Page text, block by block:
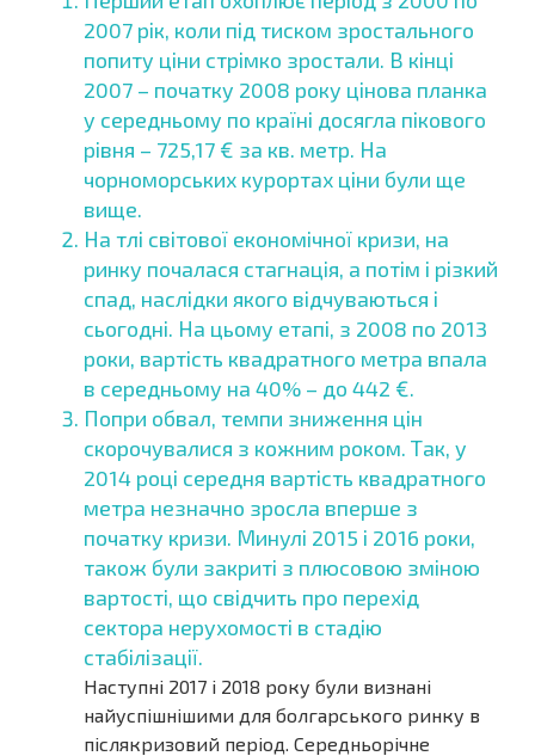
2007 рік, коли під тиском зростального
попиту ціни стрімко зростали. В кінці
2007 – початку 2008 року цінова планка
у середньому по країні досягла пікового
рівня – 725,17 € за кв. метр. На
чорноморських курортах ціни були ще
вище.
На тлі світової економічної кризи, на
ринку почалася стагнація, а потім і різкий
спад, наслідки якого відчуваються і
сьогодні. На цьому етапі, з 2008 по 2013
роки, вартість квадратного метра впала
в середньому на 40% – до 442 €.
Попри обвал, темпи зниження цін
скорочувалися з кожним роком. Так, у
2014 році середня вартість квадратного
метра незначно зросла вперше з
початку кризи. Минулі 2015 і 2016 роки,
також були закриті з плюсовою зміною
вартості, що свідчить про перехід
сектора нерухомості в стадію
стабілізації.
Наступні 2017 і 2018 року були визнані
найуспішнішими для болгарського ринку в
післякризовий період. Середньорічне